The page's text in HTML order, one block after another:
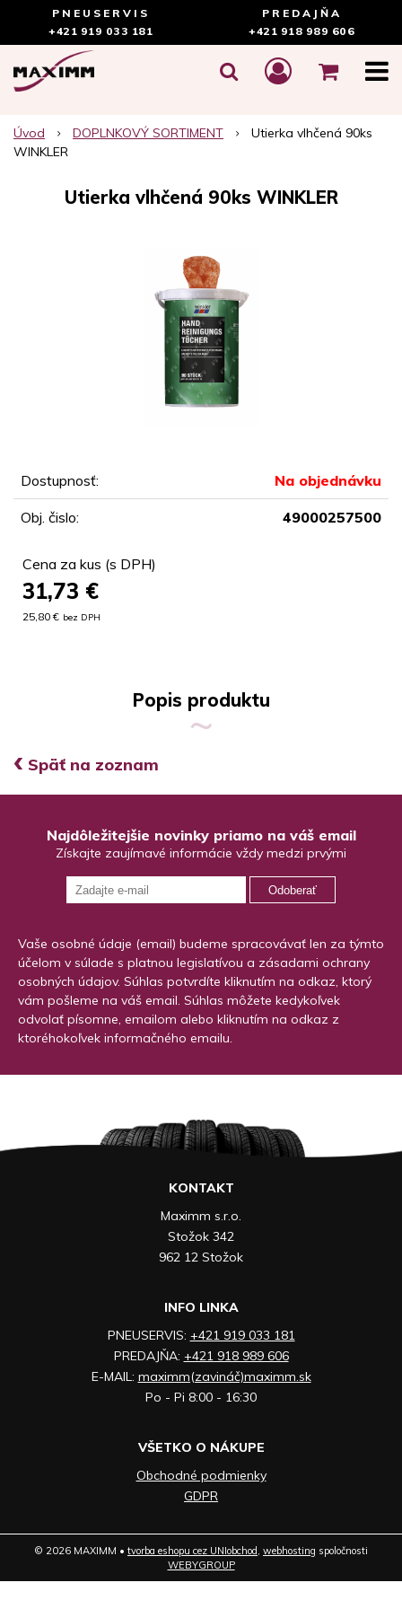
PNEUSERVIS
+421 919 033 181
PREDAJŇA
+421 918 989 606
Úvod DOPLNKOVÝ SORTIMENT
Utierka vlhčená 90ks
WINKLER
Utierka vlhčená 90ks WINKLER
Dostupnosť: Na objednávku
Obj. čislo: 49000257500
Cena za kus (s DPH)
31,73 €
25,80 € bez DPH
Popis produktu
‹ Späť na zoznam
Najdôležitejšie novinky priamo na váš email
Získajte zaujímavé informácie vždy medzi prvými
Odoberať
Vaše osobné údaje (email) budeme spracovávať len za týmto
účelom v súlade s platnou legislatívou a zásadami ochrany
osobných údajov. Súhlas potvrdíte kliknutím na odkaz, ktorý
vám pošleme na váš email. Súhlas môžete kedykoľvek
odvolať písomne, emailom alebo kliknutím na odkaz z
ktoréhokoľvek informačného emailu.
KONTAKT
Maximm s.r.o.
Stožok 342
962 12 Stožok
INFO LINKA
PNEUSERVIS: +421 919 033 181
PREDAJŇA: +421 918 989 606
E-MAIL: maximm(zavináč)maximm.sk
Po - Pi 8:00 - 16:30
VŠETKO O NÁKUPE
Obchodné podmienky
GDPR
© 2026 MAXIMM • tvorba eshopu cez UNIobchod webhosting spoločnosti
WEBYGROUP